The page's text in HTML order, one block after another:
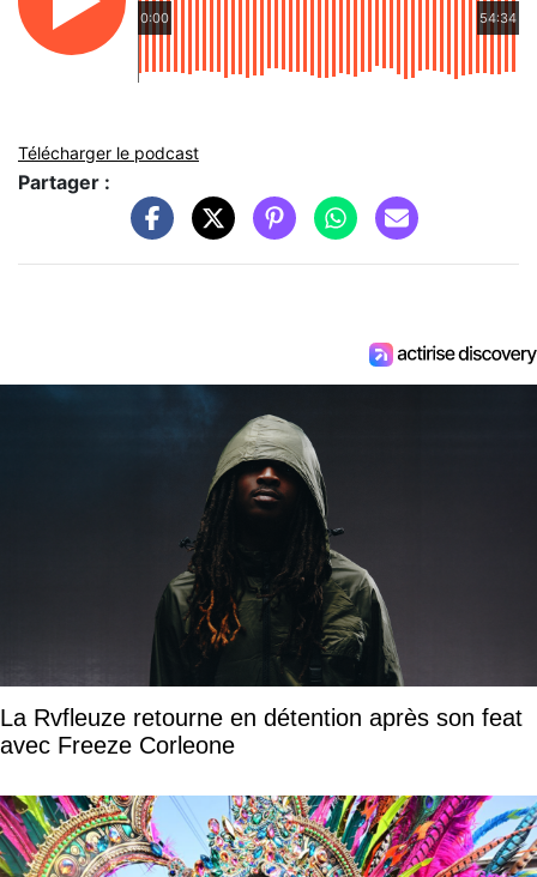
0:00 54:34
Télécharger le podcast
Partager :
La Rvfleuze retourne en détention après son feat
avec Freeze Corleone